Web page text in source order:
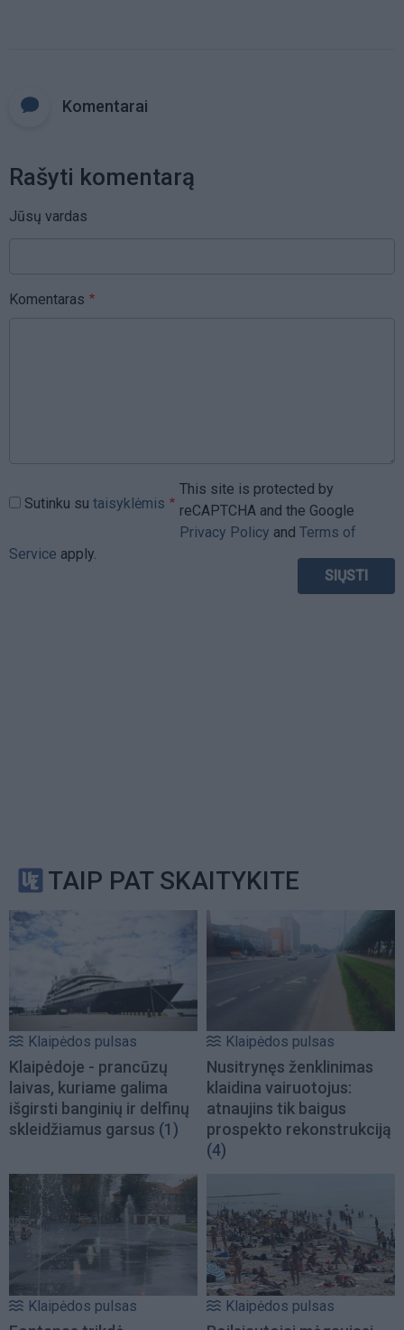
Komentarai
Rašyti komentarą
Jūsų vardas
Komentaras
Sutinku su taisyklėmis
This site is protected by
reCAPTCHA and the Google
Privacy Policy and Terms of
Service apply.
TAIP PAT SKAITYKITE
Klaipėdos pulsas
Klaipėdoje - prancūzų
laivas, kuriame galima
išgirsti banginių ir delfinų
skleidžiamus garsus (1)
Klaipėdos pulsas
Nusitrynęs ženklinimas
klaidina vairuotojus:
atnaujins tik baigus
prospekto rekonstrukciją
(4)
Klaipėdos pulsas Klaipėdos pulsas